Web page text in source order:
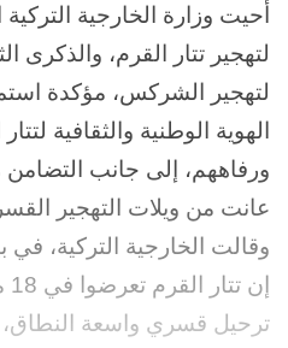
أحيت وزارة الخارجية التركية
لتهجير تتار القرم، والذكرى
لتهجير الشركس، مؤكدة
الهوية الوطنية والثقافية
ورفاههم، إلى جانب
عانت من ويلات التهجير
وقالت الخارجية التركية،
ترحيل قسري واسعة